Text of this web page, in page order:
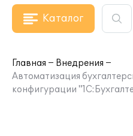
Каталог
Главная
Внедрения
Автоматизация
конфигурации